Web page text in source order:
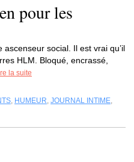
pour les
ascenseur social. Il est vrai qu’il
HLM. Bloqué, encrassé,
la suite
, HUMEUR, JOURNAL INTIME,